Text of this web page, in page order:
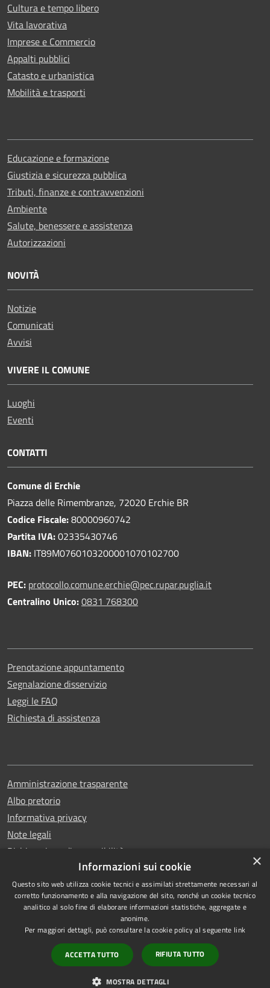
Cultura e tempo libero
Vita lavorativa
Imprese e Commercio
Appalti pubblici
Catasto e urbanistica
Mobilità e trasporti
Educazione e formazione
Giustizia e sicurezza pubblica
Tributi, finanze e contravvenzioni
Ambiente
Salute, benessere e assistenza
Autorizzazioni
NOVITÀ
Notizie
Comunicati
Avvisi
VIVERE IL COMUNE
Luoghi
Eventi
CONTATTI
Comune di Erchie
Piazza delle Rimembranze, 72020 Erchie BR
Codice Fiscale:80000960742
Partita IVA:02335430746
IBAN: IT89M0760103200001070102700
PEC: protocollo.comune.erchie@pec.rupar.puglia.it
Centralino Unico:0831 768300
Prenotazione appuntamento
Segnalazione disservizio
Leggi le FAQ
Richiesta di assistenza
Amministrazione trasparente
Albo pretorio
Informativa privacy
Note legali
Dichiarazione di accessibilità
RSS
Accessibilità
Copyright © 2026 • Comune di
Erchie • Powered by
Municipium•Accesso
redazione
×
Informazioni sui cookie
Questo sito web utilizza cookie tecnici e assimilati strettamente necessari al
corretto funzionamento e alla navigazione del sito, nonché un cookie tecnico
analitico al solo fine di elaborare informazioni statistiche, aggregate e
anonime.
Per maggiori dettagli, può consultare la cookie policy al seguente link
ACCETTA TUTTO RIFIUTA TUTTO
MOSTRA DETTAGLI